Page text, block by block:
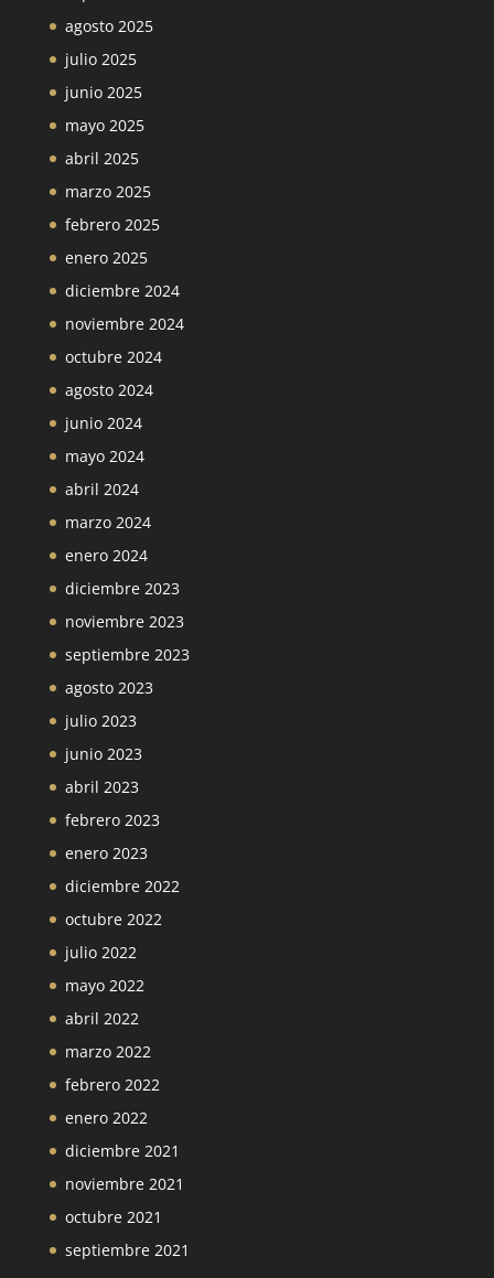
agosto 2025
julio 2025
junio 2025
mayo 2025
abril 2025
marzo 2025
febrero 2025
enero 2025
diciembre 2024
noviembre 2024
octubre 2024
agosto 2024
junio 2024
mayo 2024
abril 2024
marzo 2024
enero 2024
diciembre 2023
noviembre 2023
septiembre 2023
agosto 2023
julio 2023
junio 2023
abril 2023
febrero 2023
enero 2023
diciembre 2022
octubre 2022
julio 2022
mayo 2022
abril 2022
marzo 2022
febrero 2022
enero 2022
diciembre 2021
noviembre 2021
octubre 2021
septiembre 2021